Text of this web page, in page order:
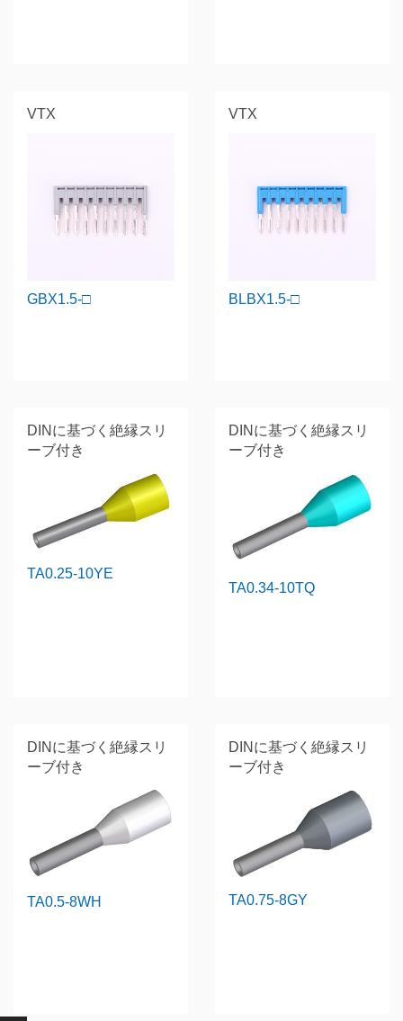
VTX
GBX1.5-□
VTX
BLBX1.5-□
DINに基づく絶縁スリ
ーブ付き
TA0.25-10YE
DINに基づく絶縁スリ
ーブ付き
TA0.34-10TQ
DINに基づく絶縁スリ
ーブ付き
TA0.5-8WH
DINに基づく絶縁スリ
ーブ付き
TA0.75-8GY